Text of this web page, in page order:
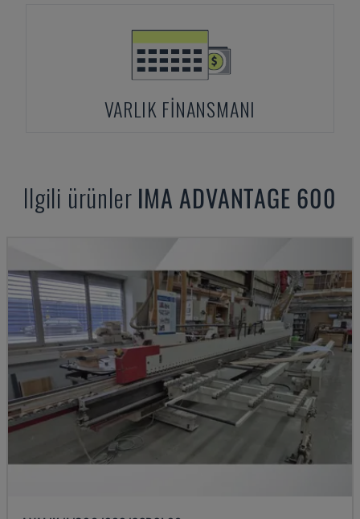
VARLIK FINANSMANI
Ilgili ürünler IMA ADVANTAGE 600